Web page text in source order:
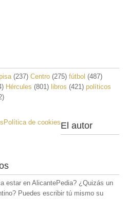
(237) Centro (275) fútbol (487)
Hércules (801) libros (421) políticos
Política de cookiesEl autor
estar en AlicantePedia? ¿Quizás un
Puedes escribir tú mismo su